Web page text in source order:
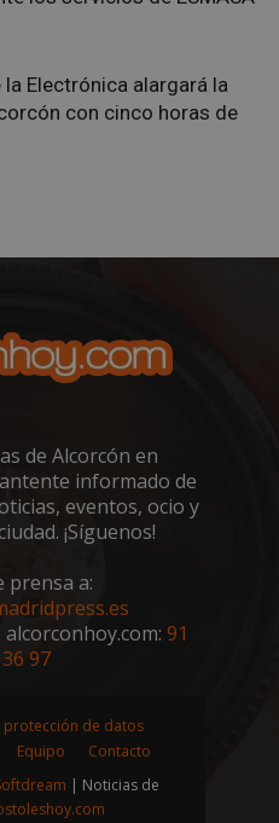
Electrónica alargará la
con cinco horas de
de Alcorcón en
informado de
eventos, ocio y
¡Síguenos!
prensa a:
91
97
protección de datos
Equipo
Contacto
| Noticias de
Spotify Inc.
.spotify.com
YouTube
.youtube.com